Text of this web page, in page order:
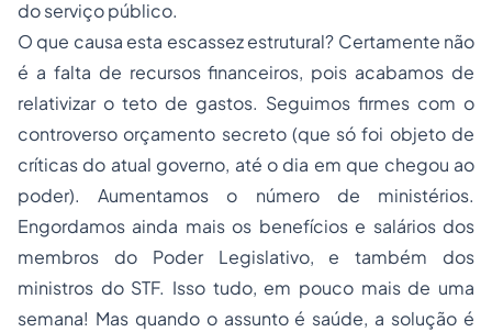
do serviço público.
O que causa esta escassez estrutural? Certamente não
é a falta de recursos financeiros, pois acabamos de
relativizar o teto de gastos. Seguimos firmes com o
controverso orçamento secreto (que só foi objeto de
críticas do atual governo, até o dia em que chegou ao
poder). Aumentamos o número de ministérios.
Engordamos ainda mais os benefícios e salários dos
membros do Poder Legislativo, e também dos
ministros do STF. Isso tudo, em pouco mais de uma
semana! Mas quando o assunto é saúde, a solução é